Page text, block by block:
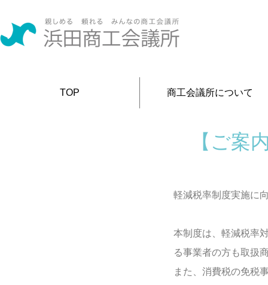
TOP 商工会議所について
【ご案
軽減税率制度実施に
本制度は、軽減税率
る事業者の方も取扱
また、消費税の免税